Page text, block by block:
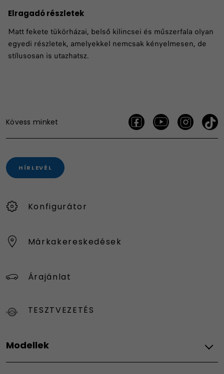
Elragadó részletek
Matt fekete tükörházai, belső kilincsei és műszerfala olyan
egyedi részletek, amelyekkel nemcsak kényelmesen, de
stílusosan is utazhatsz.
Kövess minket
HÍRLEVÉL
Konfigurátor
Márkakereskedések
Árajánlat
TESZTVEZETÉS
Modellek